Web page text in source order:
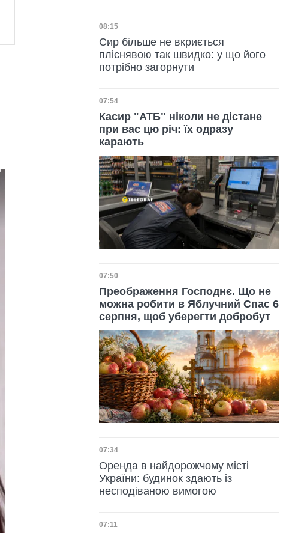
Дата публікації
08:15
Сир більше не вкриється
пліснявою так швидко: у що його
потрібно загорнути
Дата публікації
07:54
Касир "АТБ" ніколи не дістане
при вас цю річ: їх одразу
карають
Дата публікації
07:50
Преображення Господнє. Що не
можна робити в Яблучний Спас 6
серпня, щоб уберегти добробут
Дата публікації
07:34
Оренда в найдорожчому місті
України: будинок здають із
несподіваною вимогою
Дата публікації
07:11